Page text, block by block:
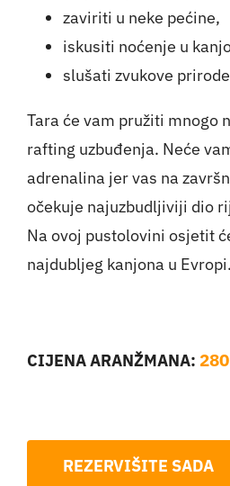
zaviriti u neke pećine,
iskusiti noćenje u
slušati zvukove
Tara će vam pružiti mnogo
rafting uzbuđenja. Neće
adrenalina jer vas na
očekuje najuzbudljiviji dio
Na ovoj pustolovini osjetit
najdubljeg kanjona u Evropi.
CIJENA ARANŽMANA:
REZERVIŠITE SADA